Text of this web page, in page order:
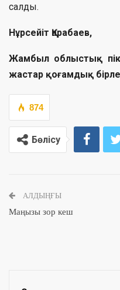
салды.
Нұрсейіт Қарабаев,
Жамбыл облыстық
жастар қоғамдық
874
Бөлісу
АЛДЫҢҒЫ
Маңызы зор кеш